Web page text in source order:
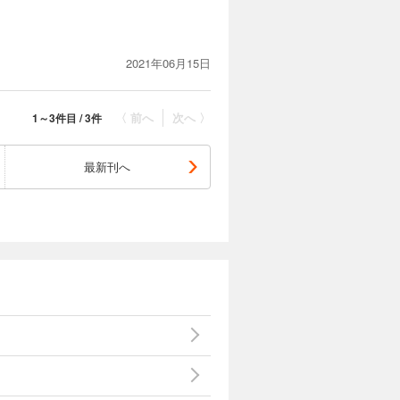
2021年06月15日
次へ 〉
〈 前へ
1～3件目 / 3件
最新刊へ